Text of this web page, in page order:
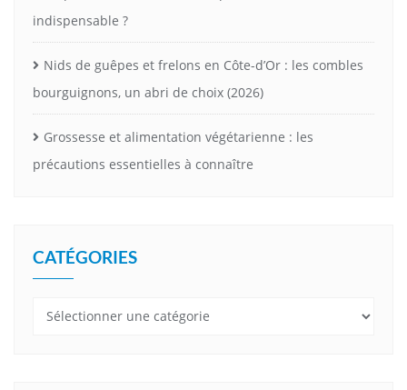
indispensable ?
Nids de guêpes et frelons en Côte-d’Or : les combles
bourguignons, un abri de choix (2026)
Grossesse et alimentation végétarienne : les
précautions essentielles à connaître
CATÉGORIES
Catégories